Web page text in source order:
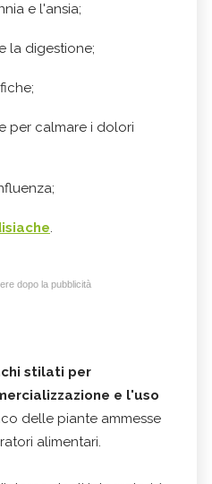
e l'ansia;
la digestione;
per calmare i dolori
.
dopo la pubblicità
stilati per
e l'uso
delle piante ammesse
alimentari.